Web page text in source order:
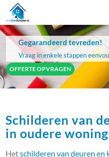
Gegarandeerd tevreden!
Vraag in enkele stappen
OFFERTE OPVRAGEN
Schilderen van
in oudere
Hetschilderen van deuren en